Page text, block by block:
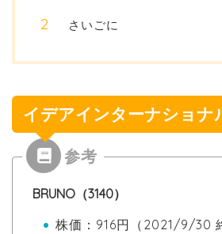
さいごに
イデアインターナショナ
BRUNO（3140）
株価：916円（2021/9/30